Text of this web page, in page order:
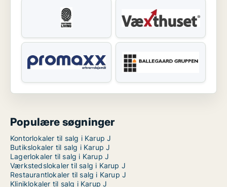
Populære søgninger
Kontorlokaler til salg i Karup J
Butikslokaler til salg i Karup J
Lagerlokaler til salg i Karup J
Værkstedslokaler til salg i Karup J
Restaurantlokaler til salg i Karup J
Kliniklokaler til salg i Karup J